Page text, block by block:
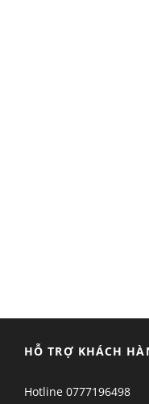
HỖ TRỢ KHÁCH
Hotline 0777196498